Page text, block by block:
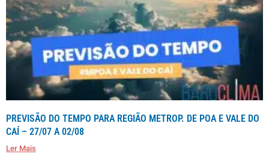
PREVISÃO DO TEMPO PARA REGIÃO METROP. DE POA E VALE DO
CAÍ – 27/07 A 02/08
Ler Mais